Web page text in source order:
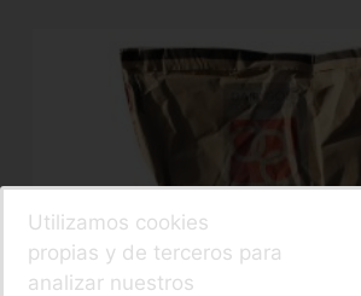
Utilizamos cookies
propias y de terceros para
analizar nuestros